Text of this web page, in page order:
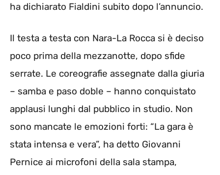
ha dichiarato Fialdini subito dopo l’annuncio.
Il testa a testa con Nara-La Rocca si è deciso
poco prima della mezzanotte, dopo sfide
serrate. Le coreografie assegnate dalla giuria
– samba e paso doble – hanno conquistato
applausi lunghi dal pubblico in studio. Non
sono mancate le emozioni forti: “La gara è
stata intensa e vera”, ha detto Giovanni
Pernice ai microfoni della sala stampa,